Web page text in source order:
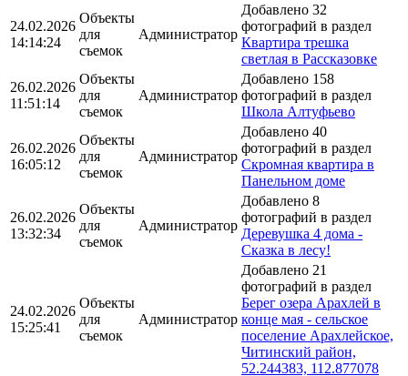
24.02.2026
14:14:24
Объекты
для
съемок
Администратор
Добавлено 32
фотографий в раздел
Квартира трешка
светлая в Рассказовке
26.02.2026
11:51:14
Объекты
для
съемок
Администратор
Добавлено 158
фотографий в раздел
Школа Алтуфьево
26.02.2026
16:05:12
Объекты
для
съемок
Администратор
Добавлено 40
фотографий в раздел
Скромная квартира в
Панельном доме
26.02.2026
13:32:34
Объекты
для
съемок
Администратор
Добавлено 8
фотографий в раздел
Деревушка 4 дома -
Сказка в лесу!
24.02.2026
15:25:41
Объекты
для
съемок
Администратор
Добавлено 21
фотографий в раздел
Берег озера Арахлей в
конце мая - сельское
поселение Арахлейское,
Читинский район,
52.244383, 112.877078